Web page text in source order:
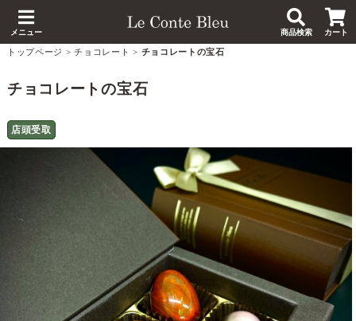
メニュー 商品検索 カート
トップページ >チョコレート > チョコレートの宝石
チョコレートの宝石
店頭受取